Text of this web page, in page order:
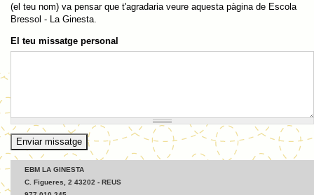
(el teu nom) va pensar que t'agradaria veure aquesta pàgina de Escola
Bressol - La Ginesta.
El teu missatge personal
EBM LA GINESTA
C. Figueres, 2 43202 - REUS